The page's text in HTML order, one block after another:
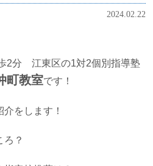
2024.02.22
2分 江東区の1対2個別指導塾
町教室です！
をします！
ろ？